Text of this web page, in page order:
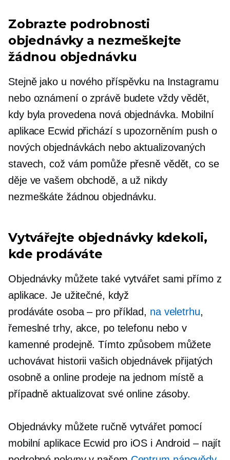
Zobrazte podrobnosti
objednávky a nezmeškejte
žádnou objednávku
Stejně jako u nového příspěvku na Instagramu
nebo oznámení o zprávě budete vždy vědět,
kdy byla provedena nová objednávka. Mobilní
aplikace Ecwid přichází s upozorněním push o
nových objednávkách nebo aktualizovaných
stavech, což vám pomůže přesně vědět, co se
děje ve vašem obchodě, a už nikdy
nezmeškáte žádnou objednávku.
Vytvářejte objednávky kdekoli,
kde prodáváte
Objednávky můžete také vytvářet sami přímo z
aplikace. Je užitečné, když
prodáváteosoba – propříklad, na veletrhu,
řemeslné trhy, akce, po telefonu nebo v
kamenné prodejně. Tímto způsobem můžete
uchovávat historii vašich objednávek přijatých
osobně a online prodeje na jednom místě a
případně aktualizovat své online zásoby.
Objednávky můžete ručně vytvářet pomocí
mobilní aplikace Ecwid pro iOS i Android – najít